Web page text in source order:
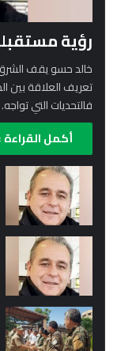
رؤية
خالد حسو يقف الشرق
تعريف العلاقة بين
فالتحديات التي
أكمل القراءة